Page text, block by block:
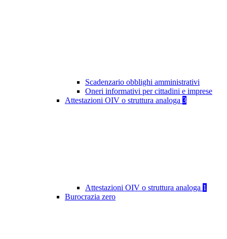
Scadenzario obblighi amministrativi
Oneri informativi per cittadini e imprese
Attestazioni OIV o struttura analoga 3
Attestazioni OIV o struttura analoga 1
Burocrazia zero